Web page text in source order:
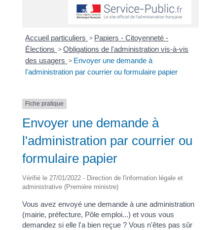
Accueil particuliers > Papiers - Citoyenneté -
Élections >Obligations de l'administration vis-à-vis
des usagers > Envoyer une demande à
l'administration par courrier ou formulaire papier
Fiche pratique
Envoyer une demande à
l'administration par courrier ou
formulaire papier
Vérifié le 27/01/2022 - Direction de l'information légale et
administrative (Première ministre)
Vous avez envoyé une demande à une administration
(mairie, préfecture, Pôle emploi...) et vous vous
demandez si elle l'a bien reçue ? Vous n'êtes pas sûr